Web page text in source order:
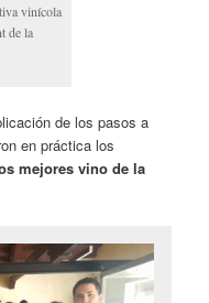
vinícola
de la
de los pasos a
en práctica los
mejores vino de la